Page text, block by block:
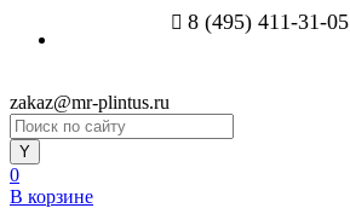
8 (495) 411-31-05
zakaz@mr-plintus.ru
0
В корзине